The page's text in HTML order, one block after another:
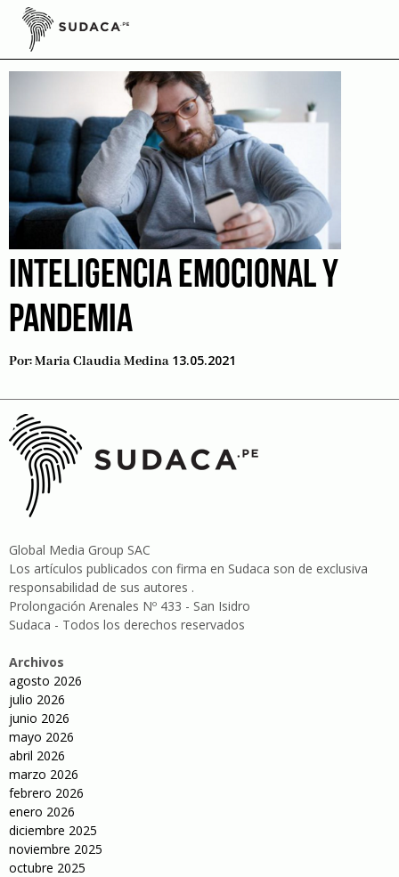
Skip
contentcansancio
INTELIGENCIA EMOCIONAL Y
PANDEMIA
Por:Maria Claudia Medina 13.05.2021
Global Media Group SAC
Los artículos publicados con firma en Sudaca son de exclusiva
responsabilidad de sus autores .
Prolongación Arenales Nº 433 - San Isidro
Sudaca - Todos los derechos reservados
Archivos
agosto 2026
julio 2026
junio 2026
mayo 2026
abril 2026
marzo 2026
febrero 2026
enero 2026
diciembre 2025
noviembre 2025
octubre 2025